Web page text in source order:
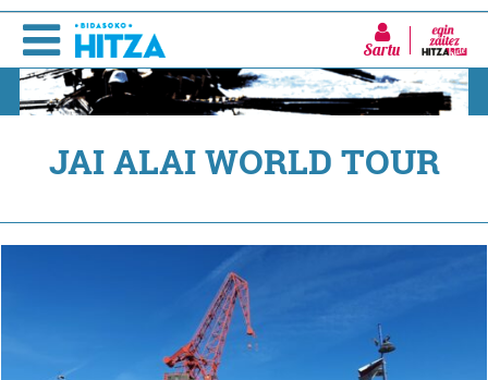
Sartu
JAI ALAI WORLD TOUR